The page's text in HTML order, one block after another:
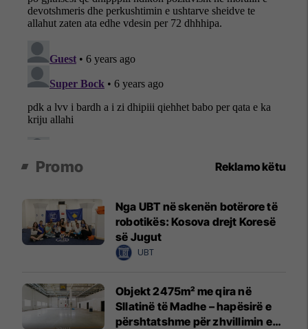
Promo Reklamo këtu
Nga UBT në skenën botërore të
robotikës: Kosova drejt Koresë
së Jugut
UBT
Objekt 2475m² me qira në
Sllatinë të Madhe – hapësirë e
përshtatshme për zhvillimin e